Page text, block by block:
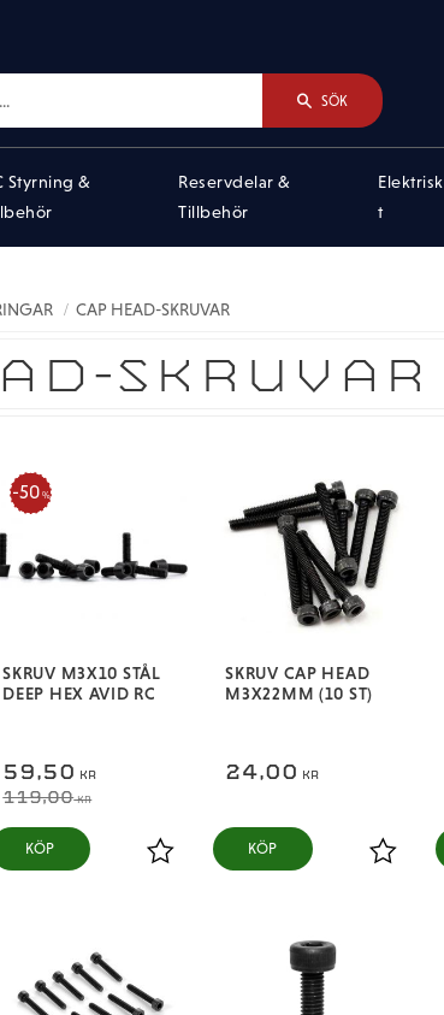
SÖK
Styrning &
Reservdelar &
Tillbehör
Elektrisk
t
SKRUVAR
CAP HEAD-SKRUVAR
i favoriter
SKRUV M3X10 STÅL
DEEP HEX AVID RC
59,50 KR
119,00KR
50 %
Lägg till i favoriter
KÖP
SKRUV CAP HEAD
M3X22MM (10 ST)
24,00 KR
Lägg
KÖP